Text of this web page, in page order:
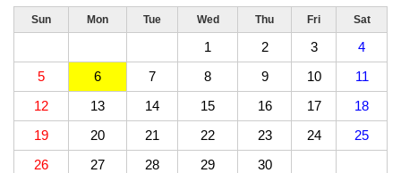
Sun Mon Tue Wed Thu Fri Sat
1 2 3
4
5
6 7 8 9 10
11
12
13 14 15 16 17
18
19
20 21 22 23 24
25
26
27 28 29 30